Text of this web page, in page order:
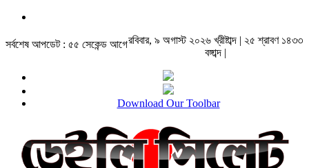
সর্বশেষ আপডেট : ৫৫ সেকেন্ড আগেরবিবার, ৯ অগাস্ট ২০২৬ খ্রীষ্টাব্দ | ২৫ শ্রাবণ ১৪৩৩
বঙ্গাব্দ |
Download Our Toolbar